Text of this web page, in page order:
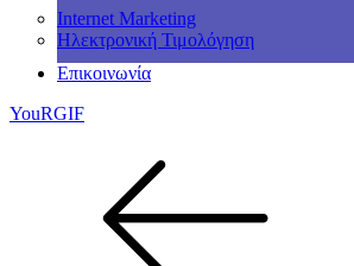
Internet Marketing
Ηλεκτρονική Τιμολόγηση
Επικοινωνία
YouRGIF